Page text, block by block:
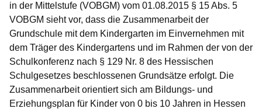
in der Mittelstufe (VOBGM) vom 01.08.2015 § 15 Abs. 5
VOBGM sieht vor, dass die Zusammenarbeit der
Grundschule mit dem Kindergarten im Einvernehmen mit
dem Träger des Kindergartens und im Rahmen der von der
Schulkonferenz nach § 129 Nr. 8 des Hessischen
Schulgesetzes beschlossenen Grundsätze erfolgt. Die
Zusammenarbeit orientiert sich am Bildungs- und
Erziehungsplan für Kinder von 0 bis 10 Jahren in Hessen